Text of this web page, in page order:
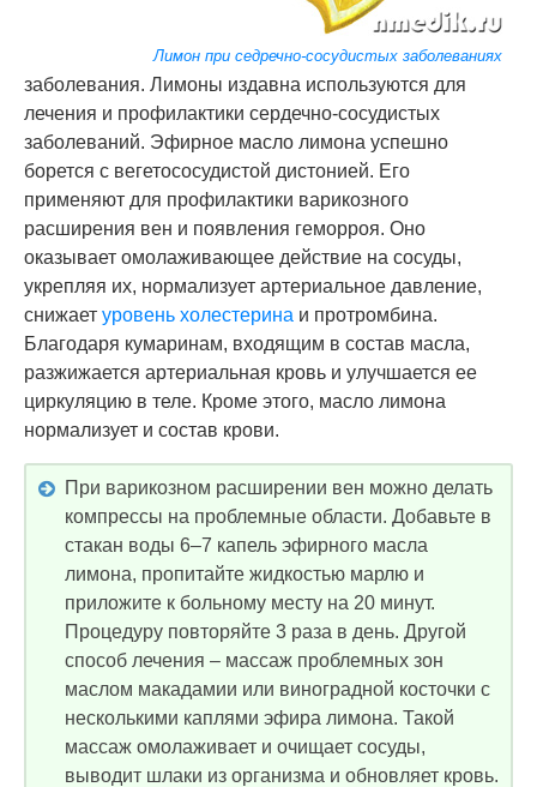
Лимон при седречно-сосудистых заболеваниях
заболевания. Лимоны издавна используются для
лечения и профилактики сердечно-сосудистых
заболеваний. Эфирное масло лимона успешно
борется с вегетососудистой дистонией. Его
применяют для профилактики варикозного
расширения вен и появления геморроя. Оно
оказывает омолаживающее действие на сосуды,
укрепляя их, нормализует артериальное давление,
снижает уровень холестерина и протромбина.
Благодаря кумаринам, входящим в состав масла,
разжижается артериальная кровь и улучшается ее
циркуляцию в теле. Кроме этого, масло лимона
нормализует и состав крови.
При варикозном расширении вен можно делать
компрессы на проблемные области. Добавьте в
стакан воды 6–7 капель эфирного масла
лимона, пропитайте жидкостью марлю и
приложите к больному месту на 20 минут.
Процедуру повторяйте 3 раза в день. Другой
способ лечения – массаж проблемных зон
маслом макадамии или виноградной косточки с
несколькими каплями эфира лимона. Такой
массаж омолаживает и очищает сосуды,
выводит шлаки из организма и обновляет кровь.